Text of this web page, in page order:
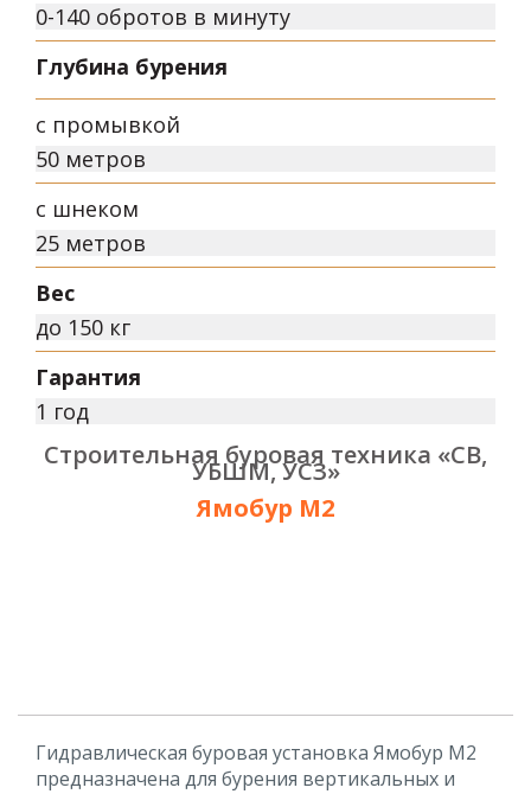
0-140 обротов в минуту
Глубина бурения
с промывкой
50 метров
с шнеком
25 метров
Вес
до 150 кг
Гарантия
1 год
Строительная буровая техника «СВ,
УБШМ, УСЗ»
Ямобур М2
Гидравлическая буровая установка Ямобур М2
предназначена для бурения вертикальных и